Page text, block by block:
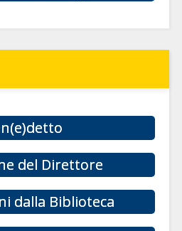
del Direttore
dalla Biblioteca